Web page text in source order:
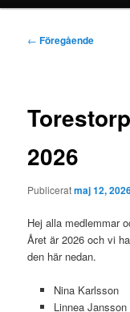
Inläggsnavigering
← Föregående
2026
Publiceratmaj 12,
Hej alla medlemmar
Året är 2026 och vi
den här nedan.
Nina Karlsson
Linnea Jansson